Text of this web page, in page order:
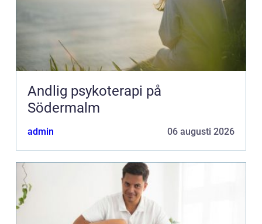
Andlig psykoterapi på
Södermalm
admin 06 augusti 2026